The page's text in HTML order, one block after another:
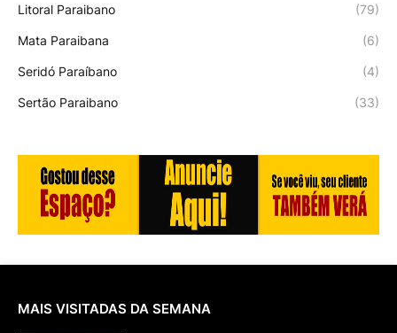
Litoral Paraibano (79)
Mata Paraibana (6)
Seridó Paraíbano (4)
Sertão Paraibano (33)
MAIS VISITADAS DA SEMANA